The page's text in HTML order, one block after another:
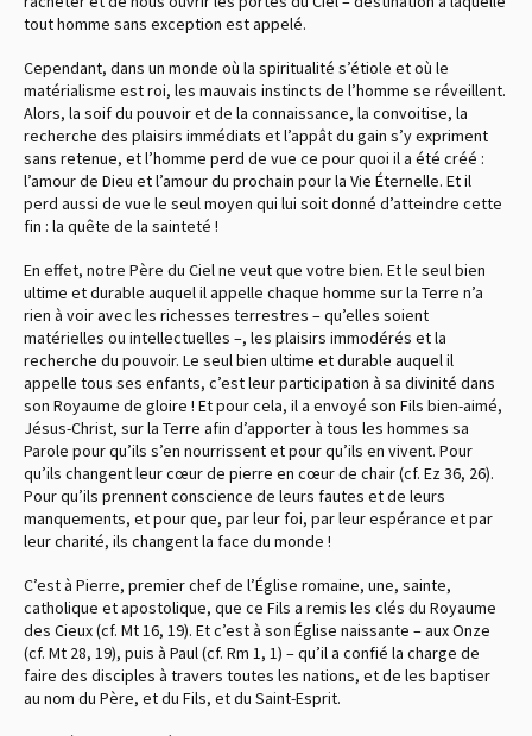
tout homme sans exception est appelé.
Cependant, dans un monde où la spiritualité s’étiole et où le
matérialisme est roi, les mauvais instincts de l’homme se réveillent.
Alors, la soif du pouvoir et de la connaissance, la convoitise, la
recherche des plaisirs immédiats et l’appât du gain s’y expriment
sans retenue, et l’homme perd de vue ce pour quoi il a été créé :
l’amour de Dieu et l’amour du prochain pour la Vie Éternelle. Et il
perd aussi de vue le seul moyen qui lui soit donné d’atteindre cette
fin : la quête de la sainteté !
En effet, notre Père du Ciel ne veut que votre bien. Et le seul bien
ultime et durable auquel il appelle chaque homme sur la Terre n’a
rien à voir avec les richesses terrestres – qu’elles soient
matérielles ou intellectuelles –, les plaisirs immodérés et la
recherche du pouvoir. Le seul bien ultime et durable auquel il
appelle tous ses enfants, c’est leur participation à sa divinité dans
son Royaume de gloire ! Et pour cela, il a envoyé son Fils bien-aimé,
Jésus-Christ, sur la Terre afin d’apporter à tous les hommes sa
Parole pour qu’ils s’en nourrissent et pour qu’ils en vivent. Pour
qu’ils changent leur cœur de pierre en cœur de chair(cf. Ez 36, 26).
Pour qu’ils prennent conscience de leurs fautes et de leurs
manquements, et pour que, par leur foi, par leur espérance et par
leur charité, ils changent la face du monde !
C’est à Pierre, premier chef de l’Église romaine, une, sainte,
catholique et apostolique, que ce Fils a remis les clés du Royaume
des Cieux(cf. Mt 16, 19). Et c’est à son Église naissante – aux Onze
(cf. Mt 28, 19), puis à Paul(cf. Rm 1, 1) – qu’il a confié la charge de
faire des disciples à travers toutes les nations, et de les baptiser
au nom du Père, et du Fils, et du Saint-Esprit.